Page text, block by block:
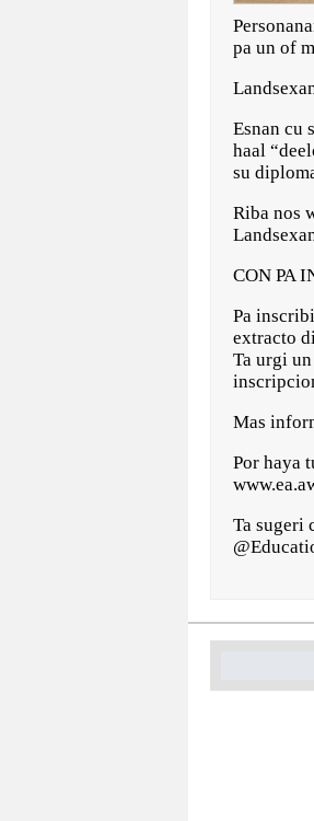
pa un of
Esnan cu
haal
su
Riba nos
CON PA
Pa
extracto
Ta urgi
Mas
Por haya
Ta sugeri